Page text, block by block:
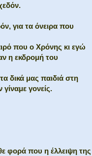
για τα όνειρα που
που ο Χρόνης κι εγώ
η εκδρομή του
δικά μας παιδιά στη
γονείς.
φορά που η έλλειψη της